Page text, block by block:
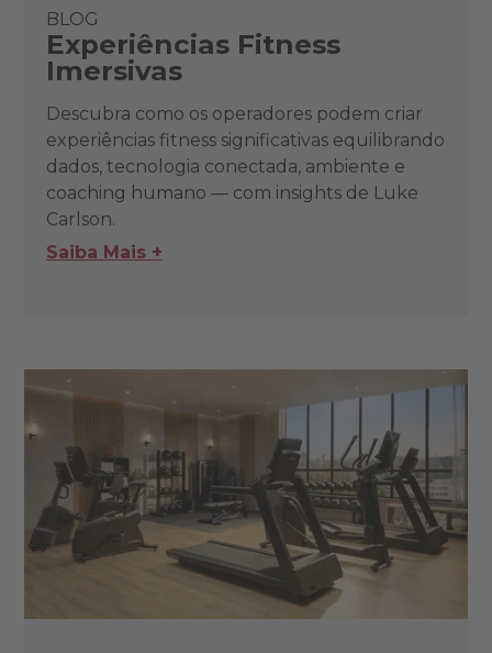
BLOG
Experiências Fitness
Imersivas
Descubra como os operadores podem criar
experiências fitness significativas equilibrando
dados, tecnologia conectada, ambiente e
coaching humano — com insights de Luke
Carlson.
Saiba Mais +